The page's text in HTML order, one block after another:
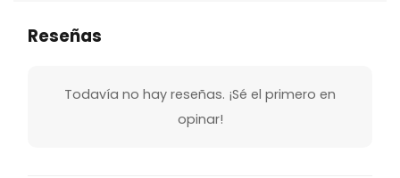
Reseñas
Todavía no hay reseñas. ¡Sé el primero en
opinar!